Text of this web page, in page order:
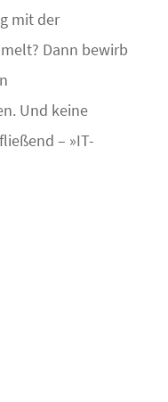
mit der
Dann bewirb
Und keine
– »IT-